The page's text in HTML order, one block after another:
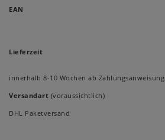
EAN
Lieferzeit
innerhalb 8-10 Wochen ab Zahlungsanweisung
Versandart (voraussichtlich)
DHL Paketversand